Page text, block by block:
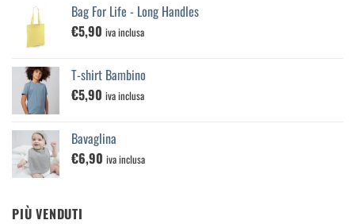
da
Bag For Life - Long Handles
€5,90 iva inclusa
T-shirt Bambino
€5,90 iva inclusa
Bavaglina
€6,90 iva inclusa
PIÙ VENDUTI